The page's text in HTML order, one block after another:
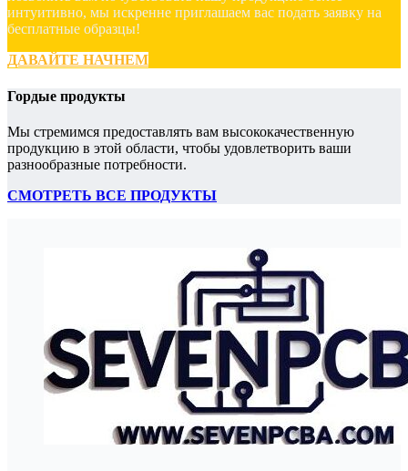
интуитивно, мы искренне приглашаем вас подать заявку на
бесплатные образцы!
ДАВАЙТЕ НАЧНЕМ
Гордые продукты
Мы стремимся предоставлять вам высококачественную
продукцию в этой области, чтобы удовлетворить ваши
разнообразные потребности.
СМОТРЕТЬ ВСЕ ПРОДУКТЫ